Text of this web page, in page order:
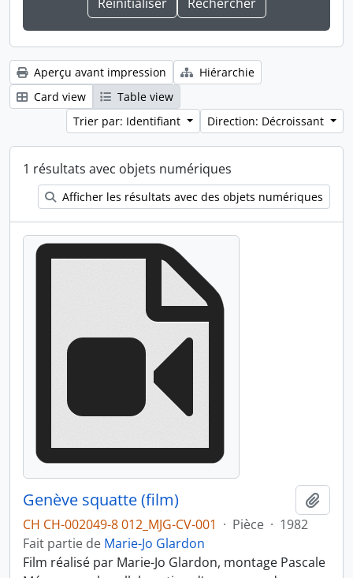
Aperçu avant impression
Hiérarchie
Card view
Table view
Trier par: Identifiant
Direction: Décroissant
1 résultats avec objets numériques
Afficher les résultats avec des objets numériques
Genève squatte (film)
CH CH-002049-8 012_MJG-CV-001 · Pièce · 1982
Fait partie de Marie-Jo Glardon
Film réalisé par Marie-Jo Glardon, montage Pascale